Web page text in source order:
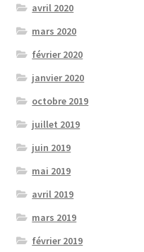
avril 2020
mars 2020
février 2020
janvier 2020
octobre 2019
juillet 2019
juin 2019
mai 2019
avril 2019
mars 2019
février 2019